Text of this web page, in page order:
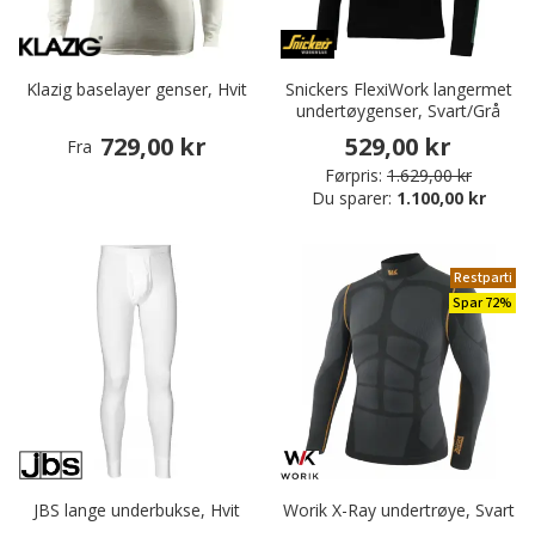
Klazig baselayer genser, Hvit
Fra 729,00 kr
Snickers FlexiWork langermet
undertøygenser, Svart/Grå
529,00 kr
Førpris: 1.629,00 kr
Du sparer: 1.100,00 kr
JBS lange underbukse, Hvit
Restparti
Spar 72%
Worik X-Ray undertrøye, Svart